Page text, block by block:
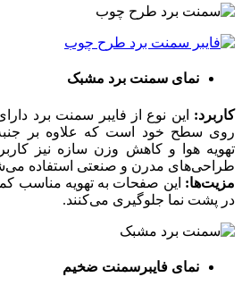
نمای سمنت برد مشبک
کاربرد: این نوع از فایبر سمنت برد
روی سطح خود است که علاوه بر
تهویه هوا و کاهش وزن سازه نیز
طراحی‌های مدرن و صنعتی استفاده
مزیت‌ها: این صفحات به تهویه مناسب
در پشت نما جلوگیری می‌کنند.
نمای فایبرسمنت ضخیم